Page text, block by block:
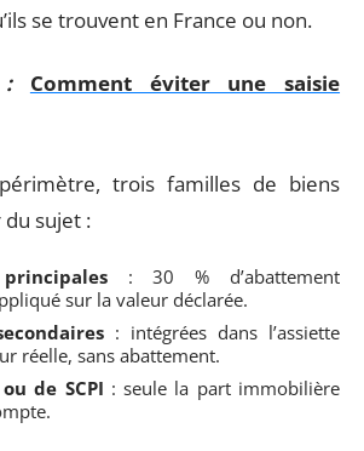
se trouvent en France ou non.
Comment éviter une saisie
trois familles de biens
sujet :
: 30 % d’abattement
sur la valeur déclarée.
: intégrées dans l’assiette
réelle, sans abattement.
de SCPI : seule la part immobilière